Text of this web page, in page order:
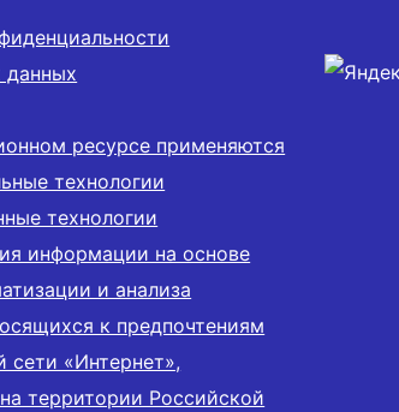
данных
ресурсе применяются
технологии
технологии
информации на основе
и анализа
к предпочтениям
сети «Интернет»,
территории Российской